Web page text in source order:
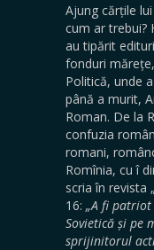
Ajung cărțile
cum ar trebui?
au tipărit
fonduri
Politică, unde
până a murit,
Roman. De la
confuzia
romani,
Romînia, cu î
scria în revista
16: „A fi
Sovietică și pe
sprijinitorul